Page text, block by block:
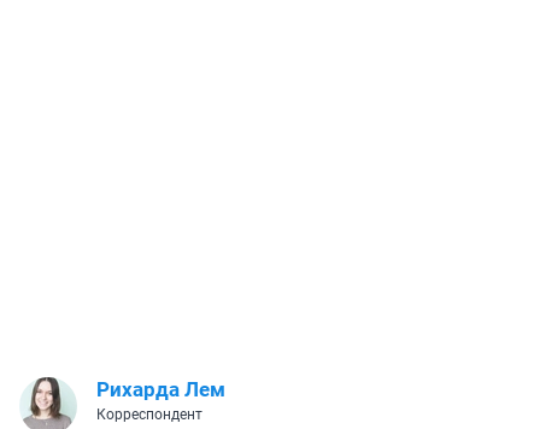
Рихарда Лем
Корреспондент